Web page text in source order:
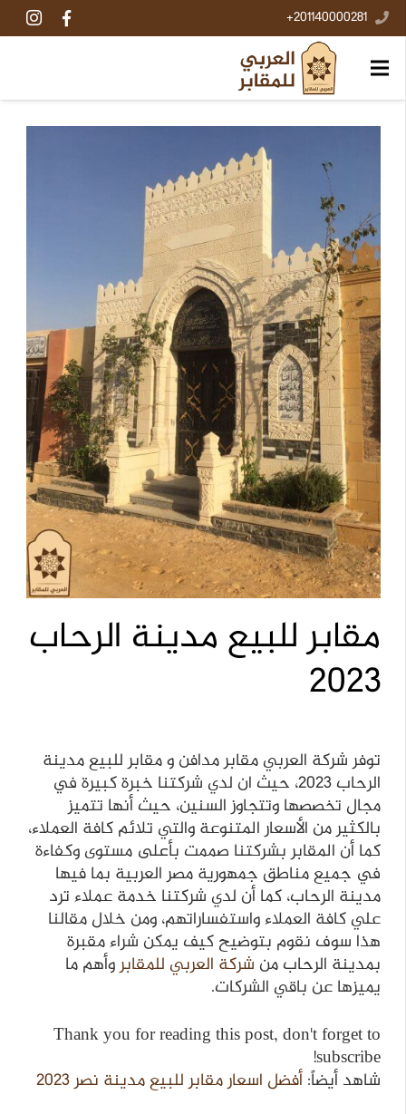
201140000281+
مقابر للبيع مدينة الرحاب
2023
توفر شركة العربي مقابر مدافن و مقابر للبيع مدينة
الرحاب 2023، حيث ان لدي شركتنا خبرة كبيرة في
مجال تخصصها وتتجاوز السنين، حيث أنها تتميز
بالكثير من الأسعار المتنوعة والتي تلائم كافة العملاء،
كما أن المقابر بشركتنا صممت بأعلى مستوى وكفاءة
في جميع مناطق جمهورية مصر العربية بما فيها
مدينة الرحاب، كما أن لدي شركتنا خدمة عملاء ترد
علي كافة العملاء واستفساراتهم، ومن خلال مقالنا
هذا سوف نقوم بتوضيح كيف يمكن شراء مقبرة
بمدينة الرحاب من شركة العربي للمقابروأهم ما
يميزها عن باقي الشركات.
Thank you for reading this post, don't forget to
subscribe!
شاهد أيضاً:أفضل اسعار مقابر للبيع مدينة نصر 2023